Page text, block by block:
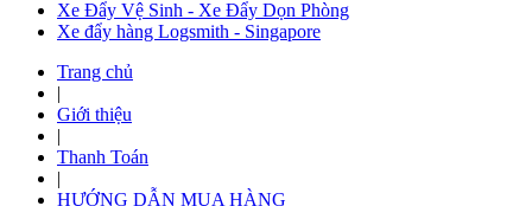
Xe Đẩy Vệ Sinh - Xe Đẩy Dọn Phòng
Xe đẩy hàng Logsmith - Singapore
Trang chủ
|
Giới thiệu
|
Thanh Toán
|
HƯỚNG DẪN MUA HÀNG